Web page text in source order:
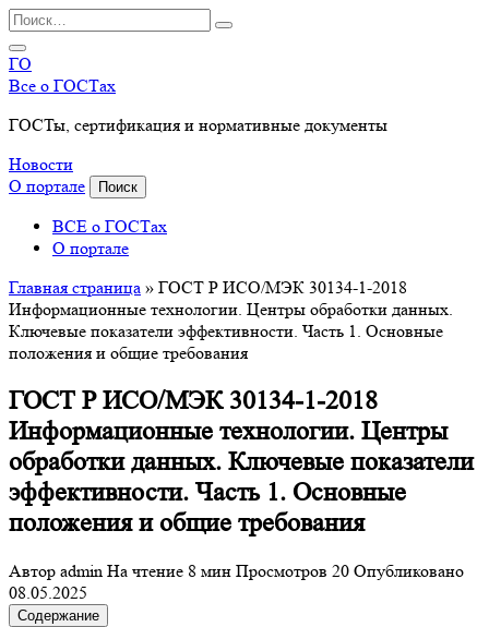
Перейти
к
содержанию
Search
for:
ГО
Все о ГОСТах
ГОСТы, сертификация и нормативные документы
Новости
О портале
Поиск
ВСЕ о ГОСТах
О портале
Главная страница » ГОСТ Р ИСО/МЭК 30134-1-2018
Информационные технологии. Центры обработки данных.
Ключевые показатели эффективности. Часть 1. Основные
положения и общие требования
ГОСТ Р ИСО/МЭК 30134-1-2018
Информационные технологии. Центры
обработки данных. Ключевые показатели
эффективности. Часть 1. Основные
положения и общие требования
Автор admin На чтение 8 мин Просмотров 20 Опубликовано
08.05.2025
Содержание